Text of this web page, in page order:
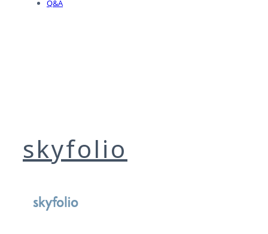
Q&A
skyfolio